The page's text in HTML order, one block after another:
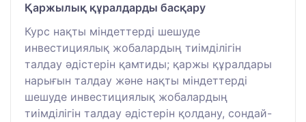
Қаржылық құралдарды басқару
Курс нақты міндеттерді шешуде
инвестициялық жобалардың тиімділігін
талдау әдістерін қамтиды; қаржы құралдары
нарығын талдау және нақты міндеттерді
шешуде инвестициялық жобалардың
тиімділігін талдау әдістерін қолдану, сондай-